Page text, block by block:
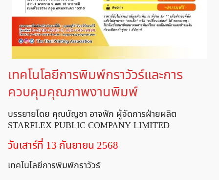
เทคโนโลยีการพิมพ์กราวัวร์และการ
ควบคุมคุณภาพงานพิมพ์
บรรยายโดย คุณบัญชา อาจฟัก ผู้จัดการฝ่ายผลิต
STARFLEX PUBLIC COMPANY LIMITED
วันเสาร์ที่ 13 กันยายน 2568
เทคโนโลยีการพิมพ์กราวัวร์